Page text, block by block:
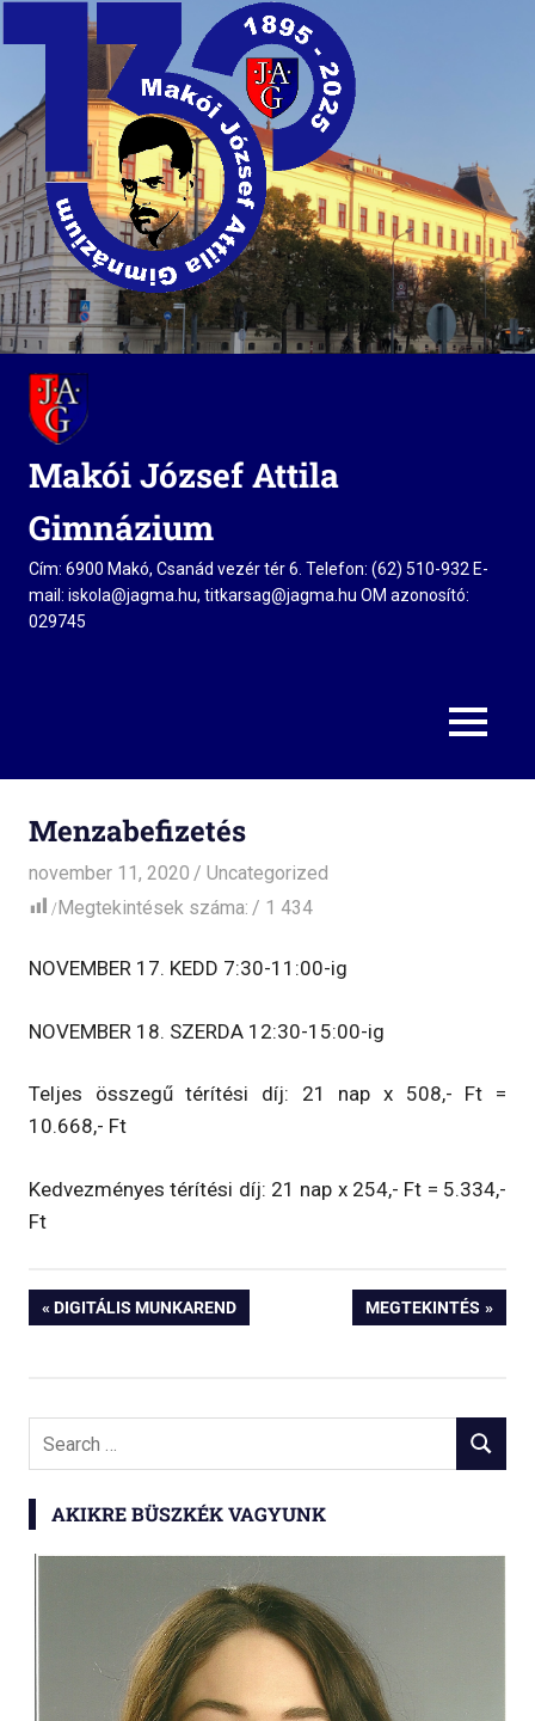
Skip
content
Makói József Attila
Gimnázium
Cím: 6900 Makó, Csanád vezér tér 6. Telefon: (62) 510-932 E-
mail: iskola@jagma.hu, titkarsag@jagma.hu OM azonosító:
029745
MENU
Menzabefizetés
november 11, 2020 admin
Uncategorized
Megtekintések száma:
1 434
NOVEMBER 17. KEDD 7:30-11:00-ig
NOVEMBER 18. SZERDA 12:30-15:00-ig
Teljes összegű térítési díj: 21 nap x 508,- Ft =
10.668,- Ft
Kedvezményes térítési díj: 21 nap x 254,- Ft = 5.334,-
Ft
Bejegyzés
PREVIOUS
DIGITÁLIS MUNKAREND
NEXT
MEGTEKINTÉS
Search
SEARCH
AKIKRE BÜSZKÉK VAGYUNK